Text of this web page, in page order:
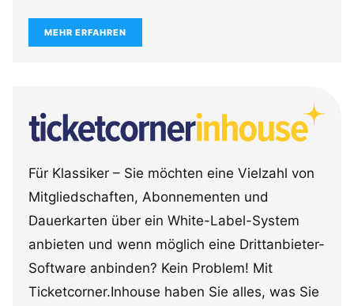
MEHR ERFAHREN
Für Klassiker – Sie möchten eine Vielzahl von
Mitgliedschaften, Abonnementen und
Dauerkarten über ein White-Label-System
anbieten und wenn möglich eine Drittanbieter-
Software anbinden? Kein Problem! Mit
Ticketcorner.Inhouse haben Sie alles, was Sie